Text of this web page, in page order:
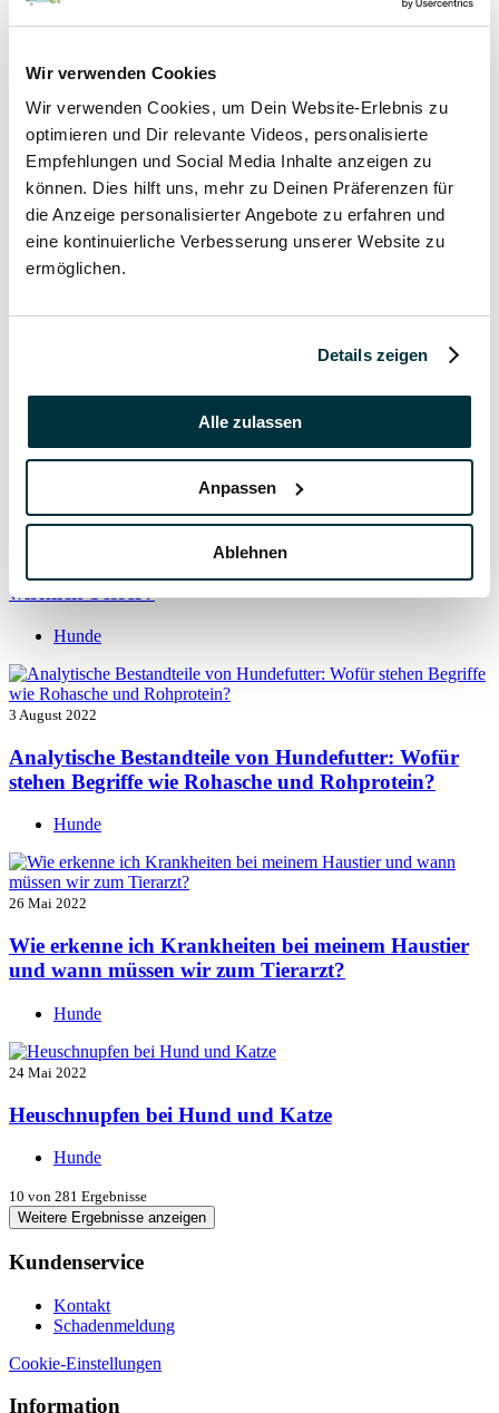
Wir verwenden Cookies
Wir verwenden Cookies, um Dein Website-Erlebnis zu
optimieren und Dir relevante Videos, personalisierte
Empfehlungen und Social Media Inhalte anzeigen zu
können. Dies hilft uns, mehr zu Deinen Präferenzen für
die Anzeige personalisierter Angebote zu erfahren und
eine kontinuierliche Verbesserung unserer Website zu
ermöglichen.
Details zeigen
Alle zulassen
Anpassen
Ablehnen
22 August 2022
Hundefutter und Wasser im Urlaub: Worauf sollte
Hunde
15 August 2022
Vitamin B für den Hund: Für was ist es wichtig?
Hunde
wichtig?
Hunde
5 August 2022
wirklich besser?
Hunde
3 August 2022
Analytische Bestandteile von Hundefutter: Wofür
stehen Begriffe wie Rohasche und Rohprotein?
Hunde
26 Mai 2022
Wie erkenne ich Krankheiten bei meinem Haustier
und wann müssen wir zum Tierarzt?
Hunde
24 Mai 2022
Heuschnupfen bei Hund und Katze
Hunde
10 von 281 Ergebnisse
Weitere Ergebnisse anzeigen
Kundenservice
Kontakt
Schadenmeldung
Cookie-Einstellungen
Information